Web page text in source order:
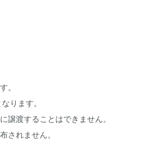
。
ります。
譲渡することはできません。
されません。